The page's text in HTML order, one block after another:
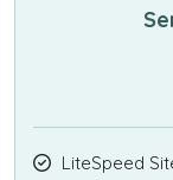
LiteSpeed